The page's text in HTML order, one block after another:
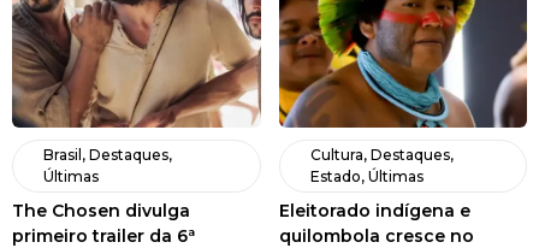
Brasil , Destaques,
Últimas
The Chosen divulga
primeiro trailer da 6ª
Cultura, Destaques,
Estado, Últimas
Eleitorado indígena e
quilombola cresce no